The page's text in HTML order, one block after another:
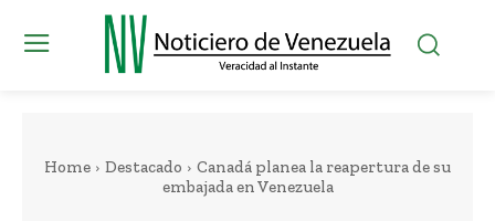
Home Destacado
Canadá planea la reapertura de su
embajada en Venezuela